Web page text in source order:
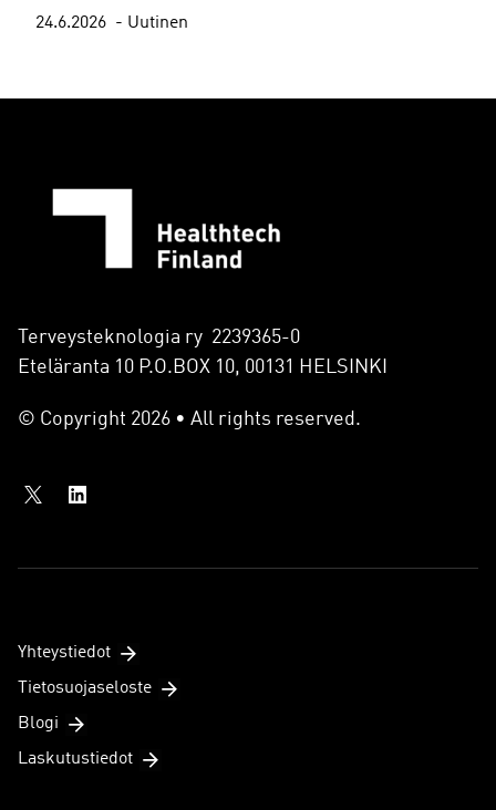
24.6.2026 Uutinen
Terveysteknologia ry 2239365-0
Eteläranta 10 P.O.BOX 10, 00131 HELSINKI
© Copyright 2026 • All rights reserved.
Yhteystiedot
Tietosuojaseloste
Blogi
Laskutustiedot